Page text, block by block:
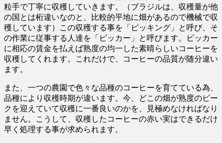
粒手で丁寧に収穫していきます。（ブラジルは、収穫量が他
の国とは桁違いなのと、比較的平地に畑があるので機械で収
穫しています）この収穫する事を「ピッキング」と呼び、そ
の作業に従事する人達を「ピッカー」と呼びます。ピッカー
に相応の賃金を払えば熟度の均一した素晴らしいコーヒーを
収穫してくれます。これだけで、コーヒーの品質が随分違い
ます。
また、一つの農園で色々な品種のコーヒーを育てている為、
品種により収穫時期が違います。今、どこの畑が熟度のピー
クを迎えていて収穫に一番良いのかを、見極めなければなり
ません。こうして、収穫したコーヒーの赤い実はできるだけ
早く処理する事が求められます。